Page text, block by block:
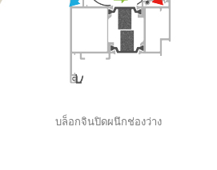
บล็อกจินปิดผนึกช่องว่าง